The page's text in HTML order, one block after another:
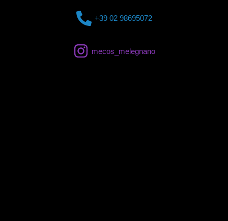
+39 02 98695072
mecos_melegnano